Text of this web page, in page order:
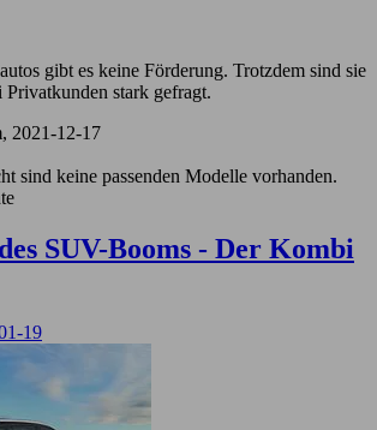
gibt es keine Förderung. Trotzdem sind sie
stark gefragt.
2021-12-17
sind keine passenden Modelle vorhanden.
SUV-Booms - Der Kombi
19